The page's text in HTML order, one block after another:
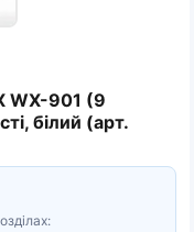
WX-901 (9
білий (арт.